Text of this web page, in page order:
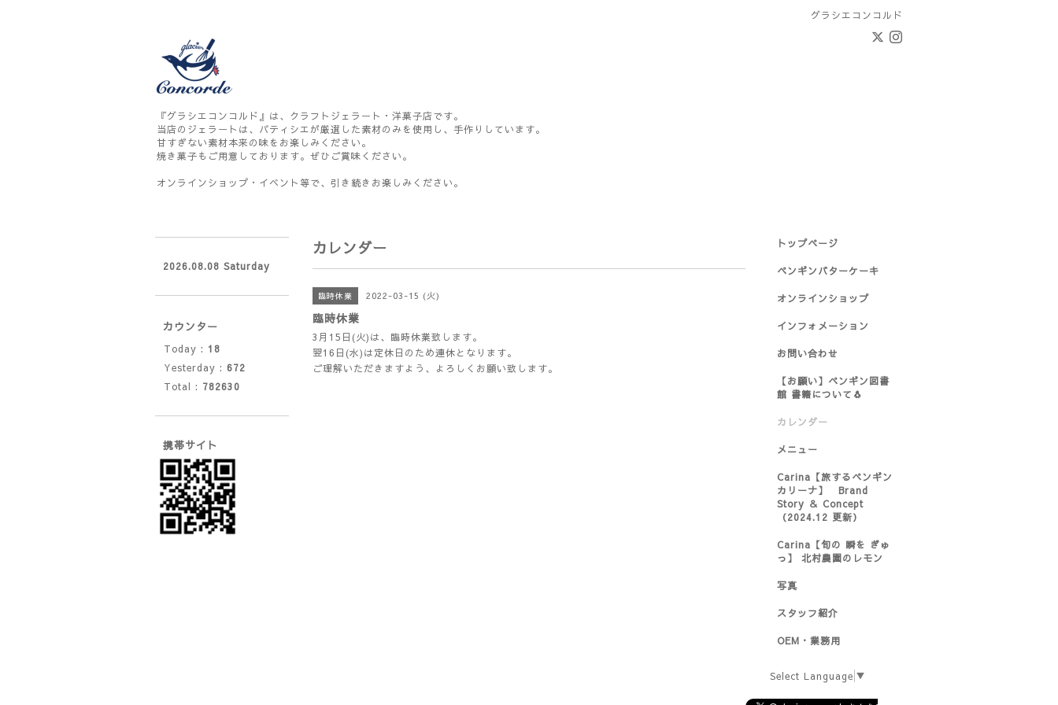
グラシエコンコルド
『グラシエコンコルド』は、クラフトジェラート・洋菓子店です。
当店のジェラートは、パティシエが厳選した素材のみを使用し、手作りしています。
甘すぎない素材本来の味をお楽しみください。
焼き菓子もご用意しております。ぜひご賞味ください。
オンラインショップ・イベント等で、引き続きお楽しみください。
カレンダー
臨時休業 2022-03-15 (火)
臨時休業
3月15日(火)は、臨時休業致します。
翌16日(水)は定休日のため連休となります。
ご理解いただきますよう、よろしくお願い致します。
トップページ
ペンギンバターケーキ
オンラインショップ
インフォメーション
お問い合わせ
【お願い】ペンギン図書
館 書籍について🐧
カレンダー
メニュー
Carina【旅するペンギン
カリーナ】 Brand
Story ＆ Concept
（2024.12 更新）
Carina【旬の 瞬を ぎゅ
っ】 北村農園のレモン
写真
スタッフ紹介
OEM・業務用
Select Language ▼
2026.08.08 Saturday
カウンター
Today : 18
Yesterday : 672
Total : 782630
携帯サイト